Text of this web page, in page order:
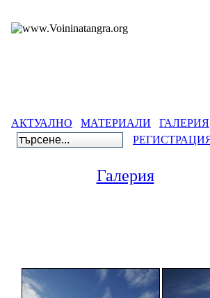
АКТУАЛНО МАТЕРИАЛИ ГАЛЕРИЯ
Галерия